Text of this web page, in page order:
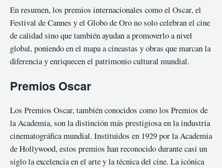
En resumen, los premios internacionales como el Oscar, el
Festival de Cannes y el Globo de Oro no solo celebran el cine
de calidad sino que también ayudan a promoverlo a nivel
global, poniendo en el mapa a cineastas y obras que marcan la
diferencia y enriquecen el patrimonio cultural mundial.
Premios Oscar
Los Premios Oscar, también conocidos como los Premios de
la Academia, son la distinción más prestigiosa en la industria
cinematográfica mundial. Instituidos en 1929 por la Academia
de Hollywood, estos premios han reconocido durante casi un
siglo la excelencia en el arte y la técnica del cine. La icónica